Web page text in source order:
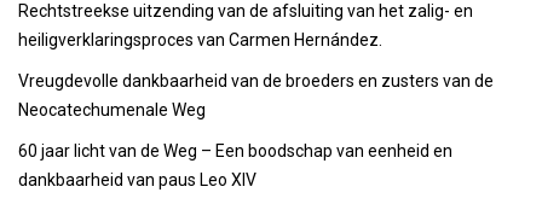
Rechtstreekse uitzending van de afsluiting van het zalig- en
heiligverklaringsproces van Carmen Hernández.
Vreugdevolle dankbaarheid van de broeders en zusters van de
Neocatechumenale Weg
60 jaar licht van de Weg – Een boodschap van eenheid en
dankbaarheid van paus Leo XIV